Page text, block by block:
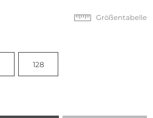
Größentabelle
128